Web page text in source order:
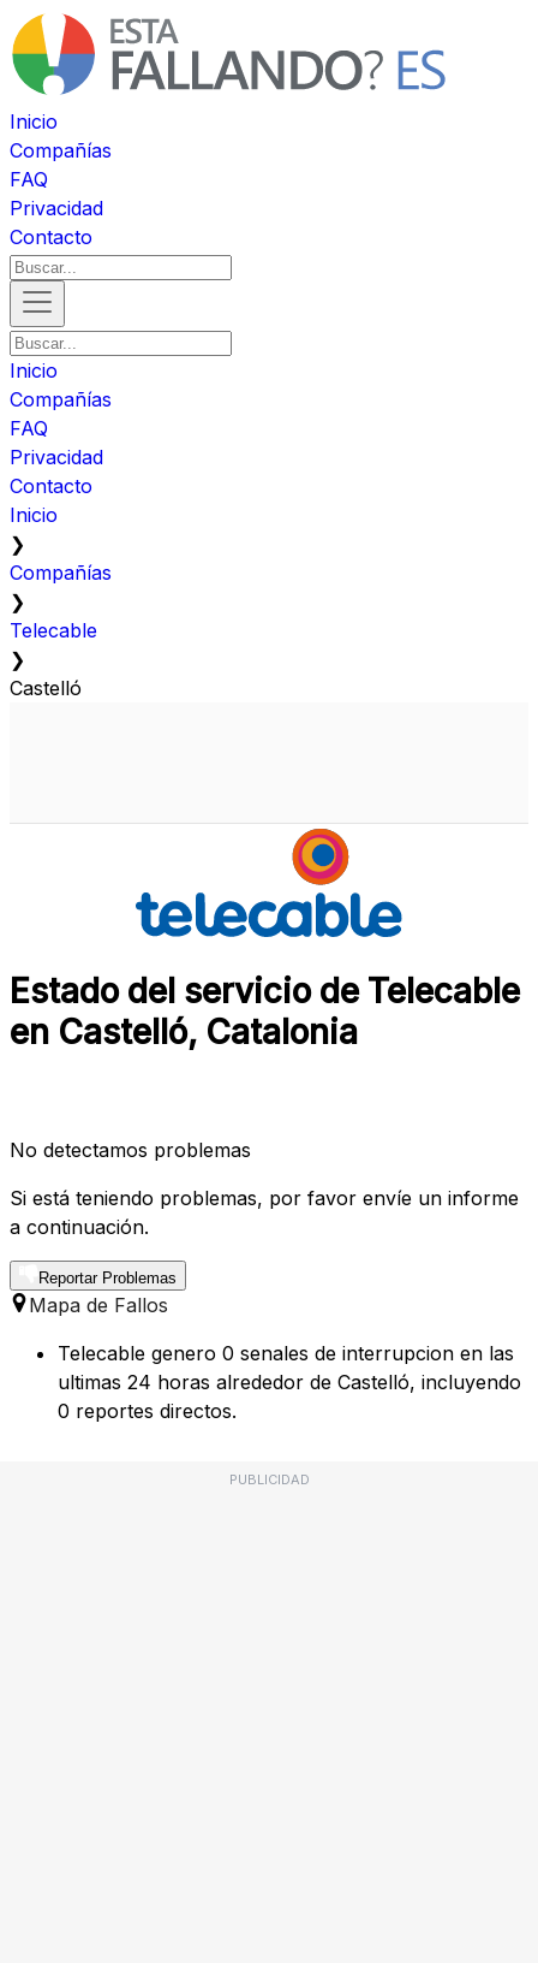
Inicio
Compañías
FAQ
Privacidad
Contacto
Inicio
Compañías
FAQ
Privacidad
Contacto
Inicio
❯
Compañías
❯
Telecable
❯
Castelló
Estado del servicio de Telecable
en Castelló, Catalonia
No detectamos problemas
Si está teniendo problemas, por favor envíe un informe
a continuación.
Reportar Problemas
Mapa de Fallos
Telecable genero 0 senales de interrupcion en las
ultimas 24 horas alrededor de Castelló, incluyendo
0 reportes directos.
PUBLICIDAD